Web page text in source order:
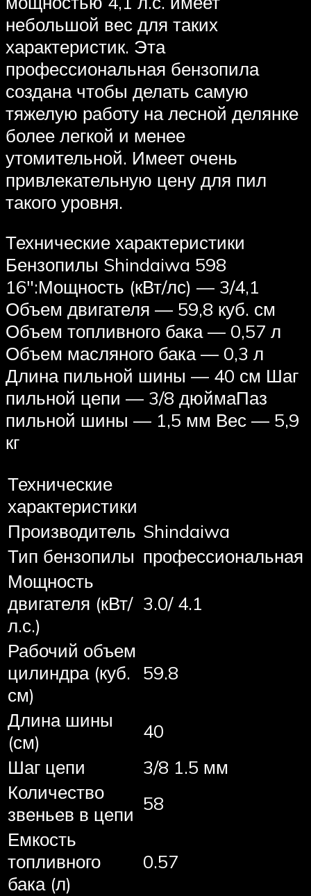
небольшой вес для таких
характеристик. Эта
профессиональная бензопила
создана чтобы делать самую
тяжелую работу на лесной делянке
более легкой и менее
утомительной. Имеет очень
привлекательную цену для пил
такого уровня.
Технические характеристики
Бензопилы Shindaiwa 598
16″:Мощность (кВт/лс) — 3/4,1
Объем двигателя — 59,8 куб. см
Объем топливного бака — 0,57 л
Объем масляного бака — 0,3 л
Длина пильной шины — 40 см Шаг
пильной цепи — 3/8 дюймаПаз
пильной шины — 1,5 мм Вес — 5,9
кг
Технические
характеристики
Производитель Shindaiwa
Тип бензопилы профессиональная
Мощность
двигателя (кВт/
л.с.)
3.0/ 4.1
Рабочий объем
цилиндра (куб.
см)
59.8
Длина шины
(см)
40
Шаг цепи
3/8 1.5 мм
Количество
звеньев в цепи 58
Емкость
топливного
бака (л)
0.57